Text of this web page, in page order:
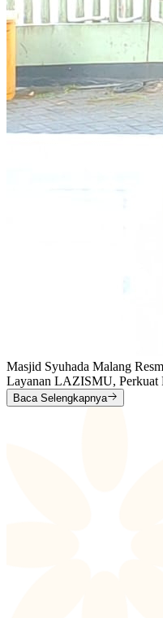
Masjid Syuhada Malang
Layanan LAZISMU, Perkuat
Baca Selengkapnya